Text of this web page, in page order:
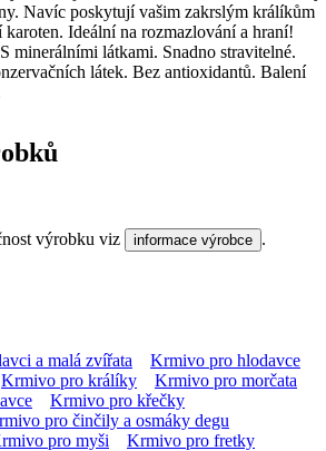
Navíc poskytují vašim zakrslým králíkům
Ideální na rozmazlování a hraní!
minerálními látkami. Snadno stravitelné.
látek. Bez antioxidantů. Balení
výrobku viz informace výrobce .
a malá zvířata
Krmivo pro hlodavce
Krmivo pro králíky
Krmivo pro morčata
Krmivo pro křečky
pro činčily a osmáky degu
pro myši Krmivo pro fretky